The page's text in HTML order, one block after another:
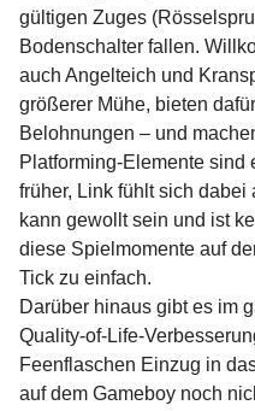
gültigen Zuges
Bodenschalter fallen.
auch Angelteich und
größerer Mühe, bieten
Belohnungen – und
Platforming-Elemente sind
früher, Link fühlt sich
kann gewollt sein und ist
diese Spielmomente auf
Tick zu einfach.
Darüber hinaus gibt es im
Quality-of-Life-
Feenflaschen Einzug in
auf dem Gameboy noch